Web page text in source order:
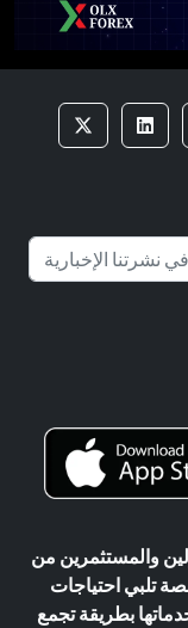
والمستثمرين من
تلبي احتياجات
بطريقة تجمع